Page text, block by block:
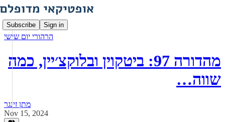
Subscribe Sign in
הרהורי יום שישי
מהדורה 97: ביטקוין ובלוקצ׳יין, כמה
שווה…
מתן זינגר
Nov 15, 2024